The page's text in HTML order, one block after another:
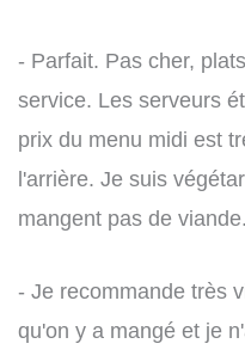
- Parfait. Pas cher,
service. Les serveurs
prix du menu midi est
l'arrière. Je suis
mangent pas de viande.
- Je recommande très
qu'on y a mangé et je